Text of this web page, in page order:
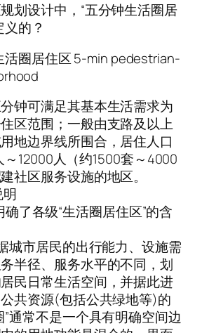
划设计中，“五分钟生活圈居
的？
活圈居住区 5-min pedestrian-
钟可满足其基本生活需求为
区范围；一般由支路及以上
地边界线所围合，居住人口
12000人（约1500套～4000
社区服务设施的地区。
确了各级“生活圈居住区”的含
城市居民的出行能力、设施需
半径、服务水平的不同，划
民日常生活空间，并据此进
共资源(包括公共绿地等)的
”通常不是一个具有明确空间边